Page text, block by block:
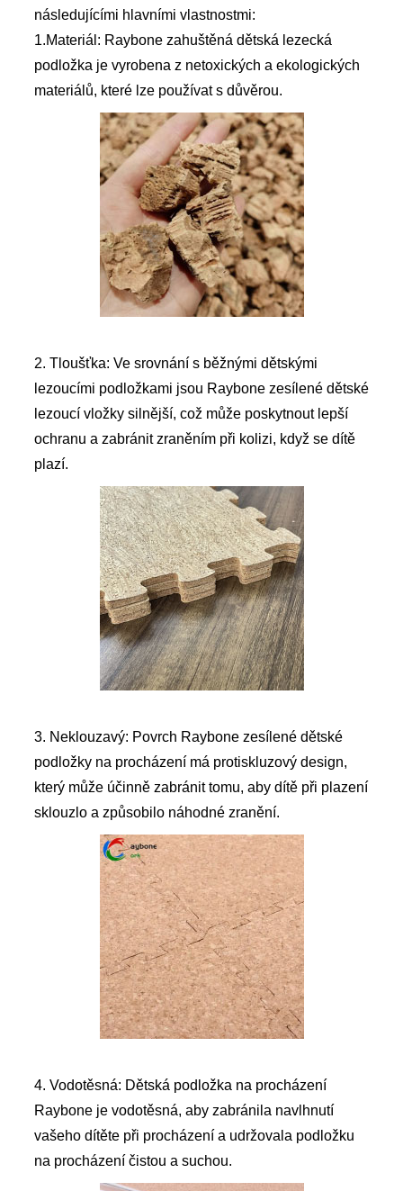
následujícími hlavními vlastnostmi:
1.Materiál: Raybone zahuštěná dětská lezecká
podložka je vyrobena z netoxických a ekologických
materiálů, které lze používat s důvěrou.
2. Tloušťka: Ve srovnání s běžnými dětskými
lezoucími podložkami jsou Raybone zesílené dětské
lezoucí vložky silnější, což může poskytnout lepší
ochranu a zabránit zraněním při kolizi, když se dítě
plazí.
3. Neklouzavý: Povrch Raybone zesílené dětské
podložky na procházení má protiskluzový design,
který může účinně zabránit tomu, aby dítě při plazení
sklouzlo a způsobilo náhodné zranění.
4. Vodotěsná: Dětská podložka na procházení
Raybone je vodotěsná, aby zabránila navlhnutí
vašeho dítěte při procházení a udržovala podložku
na procházení čistou a suchou.